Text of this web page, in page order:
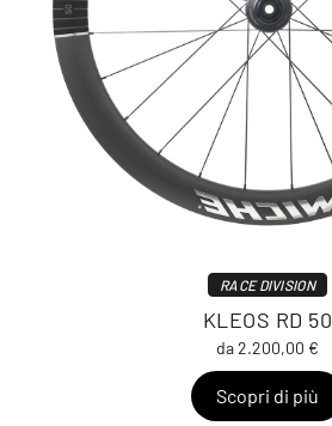
RACE DIVISION
KLEOS RD 50
da 2.200,00 €
Scopri di più